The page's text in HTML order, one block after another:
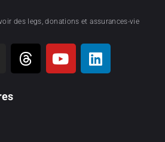
des legs, donations et assurances-vie